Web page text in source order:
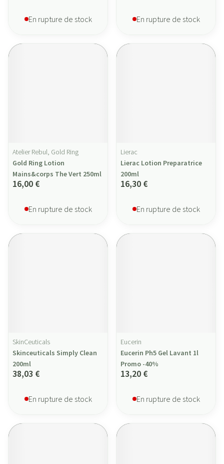
En rupture de stock En rupture de stock
Atelier Rebul, Gold Ring
Gold Ring Lotion
Mains&corps The Vert 250ml
16,00 €
En rupture de stock
Lierac
Lierac Lotion Preparatrice
200ml
16,30 €
En rupture de stock
SkinCeuticals
Skinceuticals Simply Clean
200ml
38,03 €
En rupture de stock
Eucerin
Eucerin Ph5 Gel Lavant 1l
Promo -40%
13,20 €
En rupture de stock